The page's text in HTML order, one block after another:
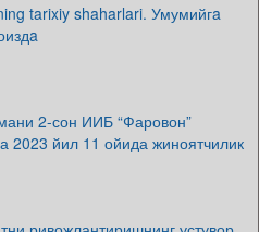
tarixiy shaharlari. Умумийгa
2-сон ИИБ “Фаровон”
2023 йил 11 ойида жиноятчилик